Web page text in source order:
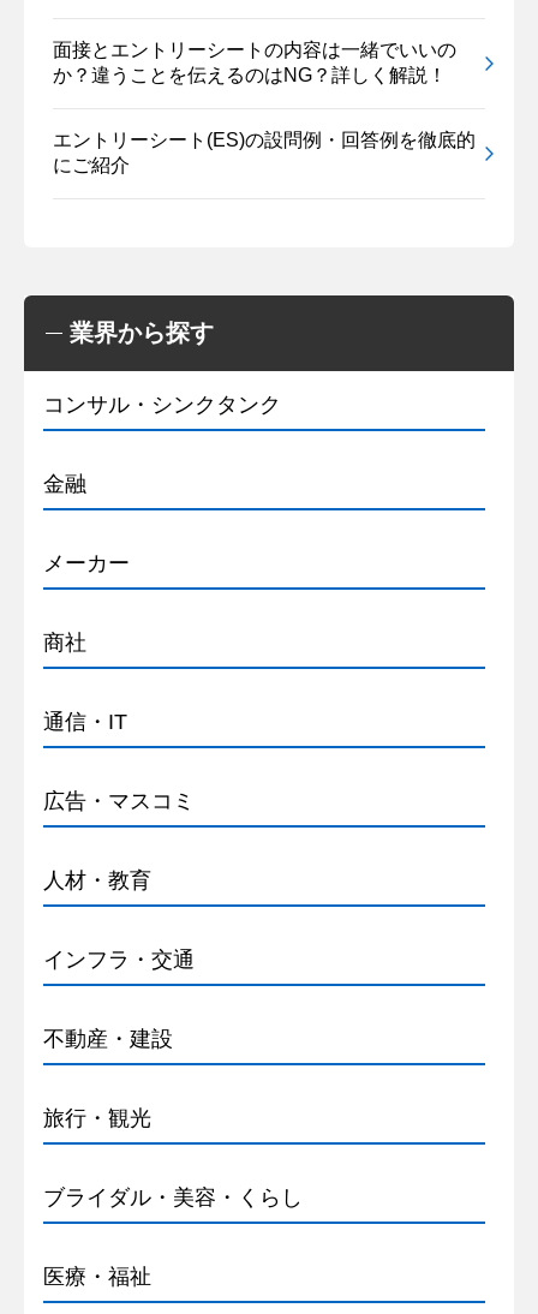
面接とエントリーシートの内容は一緒でいいの
か？違うことを伝えるのはNG？詳しく解説！
エントリーシート(ES)の設問例・回答例を徹底的
にご紹介
業界から探す
コンサル・シンクタンク
金融
メーカー
商社
通信・IT
広告・マスコミ
人材・教育
インフラ・交通
不動産・建設
旅行・観光
ブライダル・美容・くらし
医療・福祉